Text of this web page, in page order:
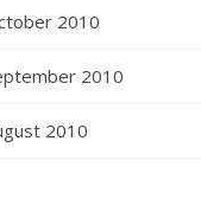
2010
2010
2010